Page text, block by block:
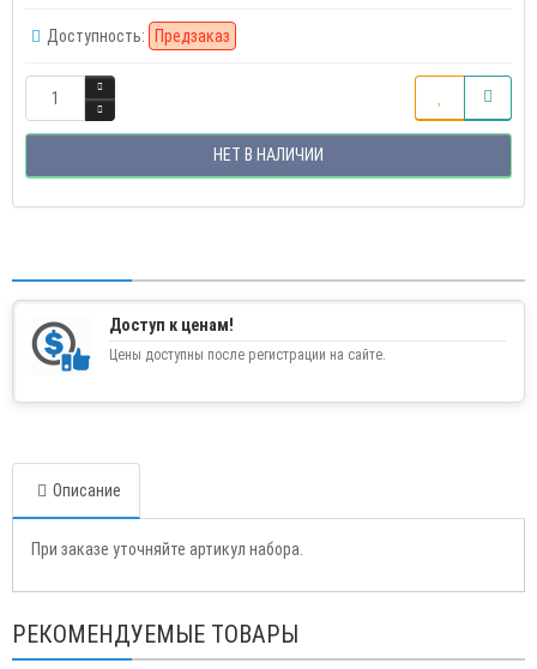
Доступность: Предзаказ
НЕТ В НАЛИЧИИ
Доступ к ценам!
Цены доступны после регистрации на сайте.
Описание
При заказе уточняйте артикул набора.
РЕКОМЕНДУЕМЫЕ ТОВАРЫ